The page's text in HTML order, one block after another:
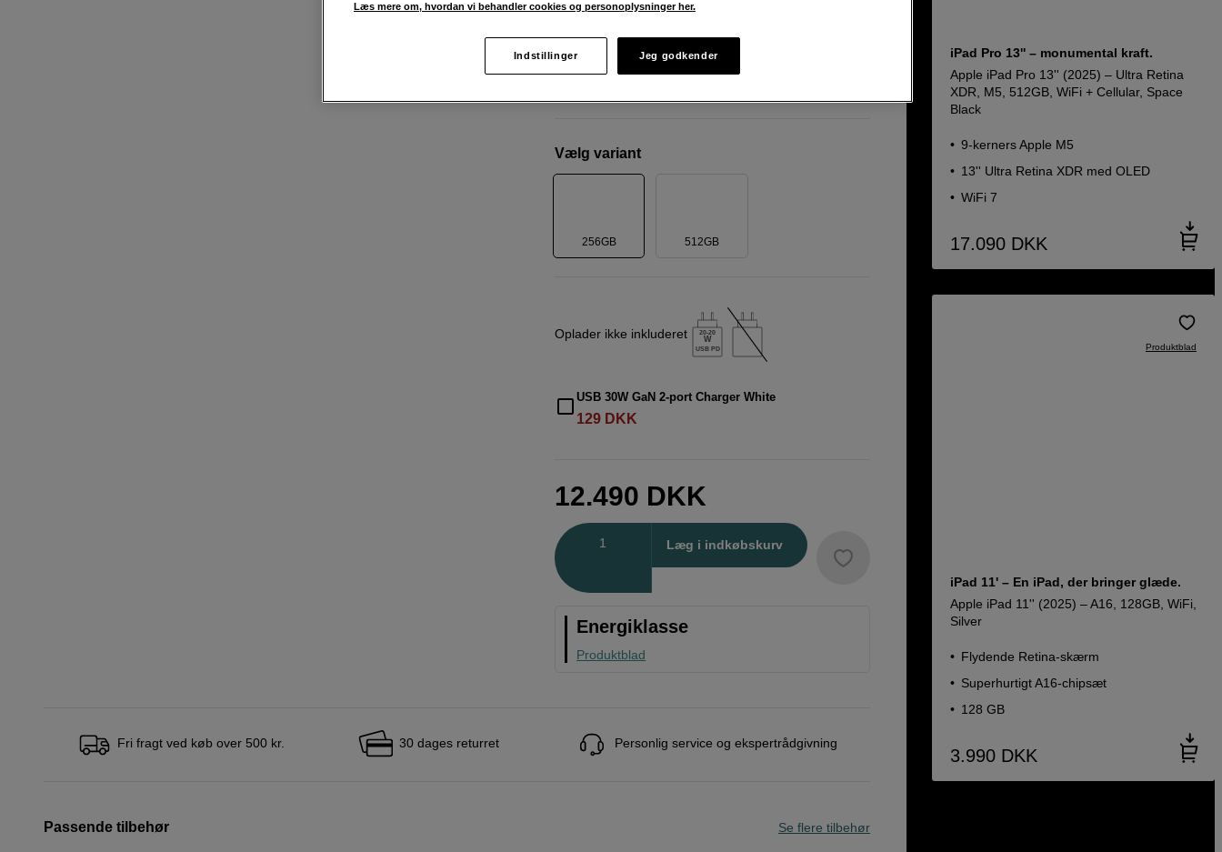
WiFi 7
Vælg variant
256GB 512GB
Oplader ikke inkluderet 20-20
W
USB PD
USB 30W GaN 2-port Charger White
129 DKK
12.490 DKK
Læg i indkøbskurv
Energiklasse
Produktblad
Fri fragt ved køb over 500 kr. 30 dages returret Personlig service og ekspertrådgivning
Passende tilbehør Se flere tilbehør
iPad Pro 13'' – monumental kraft.
Apple iPad Pro 13'' (2025) – Ultra Retina
XDR, M5, 512GB, WiFi + Cellular, Space
Black
9‑kerners Apple M5
13'' Ultra Retina XDR med OLED
WiFi 7
17.090 DKK
Produktblad
iPad 11' – En iPad, der bringer glæde.
Apple iPad 11'' (2025) – A16, 128GB, WiFi,
Silver
Flydende Retina-skærm
Superhurtigt A16-chipsæt
128 GB
3.990 DKK
Læs mere om, hvordan vi behandler cookies og personoplysninger her.
Indstillinger Jeg godkender